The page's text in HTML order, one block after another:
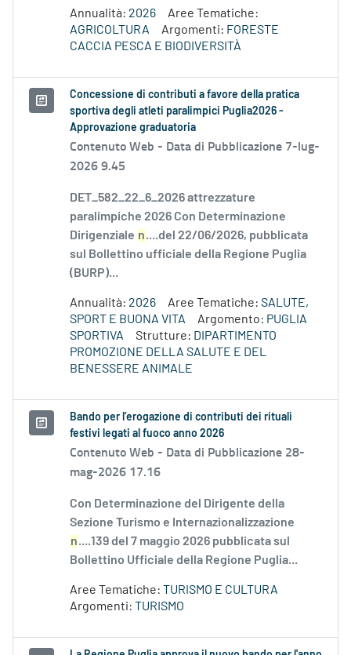
Annualità: 2026
Aree Tematiche:
AGRICOLTURA
Argomenti: FORESTE
CACCIA PESCA E BIODIVERSITÀ
Concessione di contributi a favore della pratica
sportiva degli atleti paralimpici Puglia2026 -
Approvazione graduatoria
Contenuto Web - Data di Pubblicazione 7-lug-
2026 9.45
DET_582_22_6_2026 attrezzature
paralimpiche 2026 Con Determinazione
Dirigenziale n....del 22/06/2026, pubblicata
sul Bollettino ufficiale della Regione Puglia
(BURP)...
Annualità: 2026 Aree Tematiche: SALUTE,
SPORT E BUONA VITA
Argomento: PUGLIA
SPORTIVA
Strutture: DIPARTIMENTO
PROMOZIONE DELLA SALUTE E DEL
BENESSERE ANIMALE
Bando per l’erogazione di contributi dei rituali
festivi legati al fuoco anno 2026
Contenuto Web - Data di Pubblicazione 28-
mag-2026 17.16
Con Determinazione del Dirigente della
Sezione Turismo e Internazionalizzazione
n....139 del 7 maggio 2026 pubblicata sul
Bollettino Ufficiale della Regione Puglia...
Aree Tematiche: TURISMO E CULTURA
Argomenti: TURISMO